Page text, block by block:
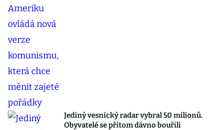
Jediný vesnický radar vybral 50 milionů.
Obyvatelé se přitom dávno bouřili